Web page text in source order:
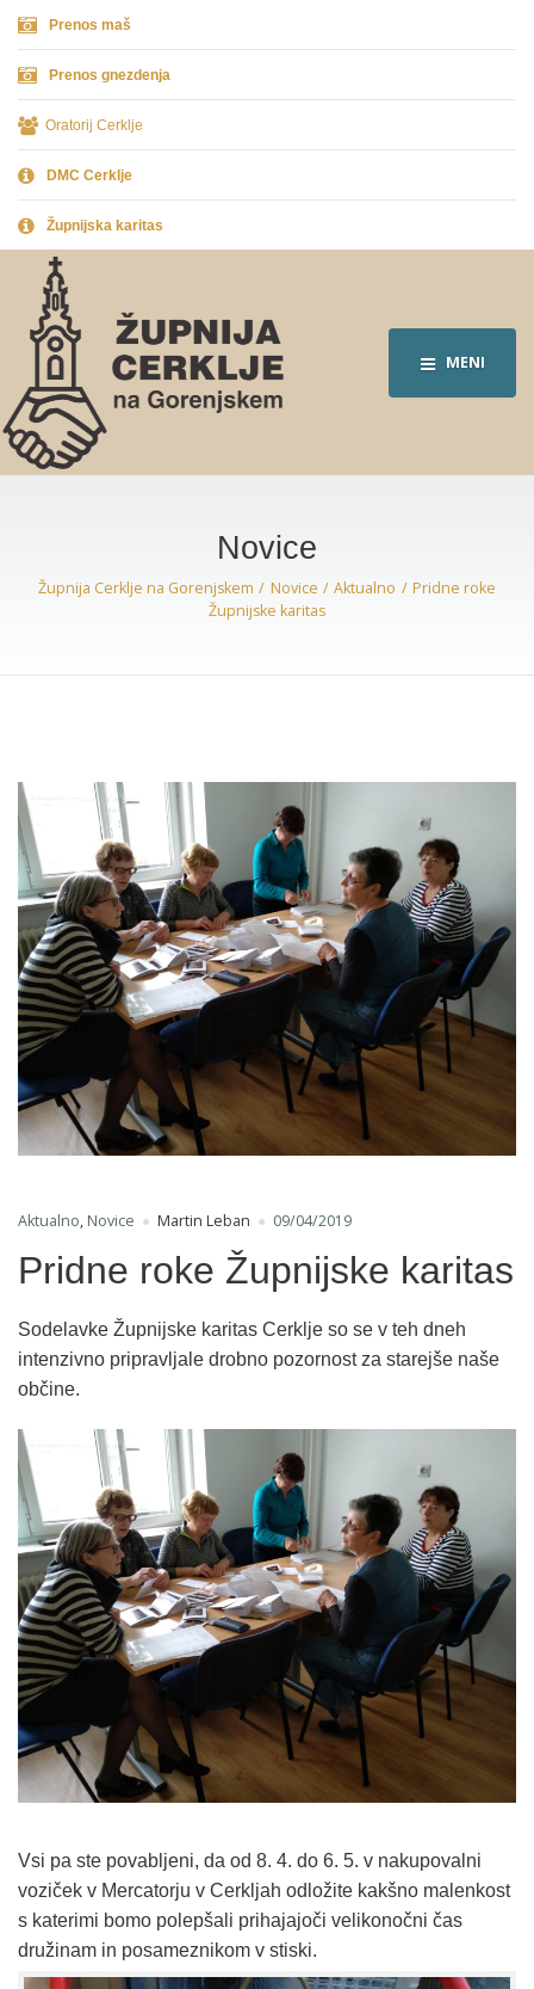
Prenos maš
Prenos gnezdenja
Oratorij Cerklje
DMC Cerklje
Župnijska karitas
MENI
Novice
Župnija Cerklje na Gorenjskem Novice Aktualno
Pridne roke
Župnijske karitas
Aktualno, Novice Martin Leban 09/04/2019
Pridne roke Župnijske karitas
Sodelavke Župnijske karitas Cerklje so se v teh dneh
intenzivno pripravljale drobno pozornost za starejše naše
občine.
Vsi pa ste povabljeni, da od 8. 4. do 6. 5. v nakupovalni
voziček v Mercatorju v Cerkljah odložite kakšno malenkost
s katerimi bomo polepšali prihajajoči velikonočni čas
družinam in posameznikom v stiski.